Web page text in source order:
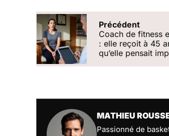
Précédent
Coach de fitness
: elle reçoit à 45
quʼelle pensait
MATHIEU
Passionné de